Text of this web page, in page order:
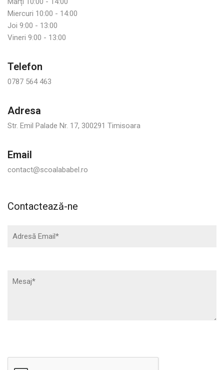
Miercuri 10:00 - 14:00
Joi 9:00 - 13:00
Vineri 9:00 - 13:00
Telefon
0787 564 463
Adresa
Str. Emil Palade Nr. 17, 300291 Timisoara
Email
contact@scoalababel.ro
Contactează-ne